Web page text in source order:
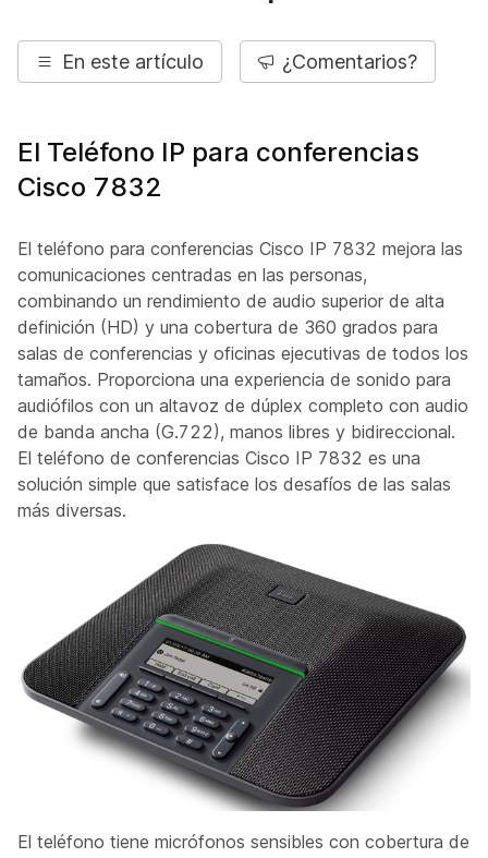
En este artículo ¿Comentarios?
El Teléfono IP para conferencias
Cisco 7832
El teléfono para conferencias Cisco IP 7832 mejora las
comunicaciones centradas en las personas,
combinando un rendimiento de audio superior de alta
definición (HD) y una cobertura de 360 grados para
salas de conferencias y oficinas ejecutivas de todos los
tamaños. Proporciona una experiencia de sonido para
audiófilos con un altavoz de dúplex completo con audio
de banda ancha (G.722), manos libres y bidireccional.
El teléfono de conferencias Cisco IP 7832 es una
solución simple que satisface los desafíos de las salas
más diversas.
El teléfono tiene micrófonos sensibles con cobertura de